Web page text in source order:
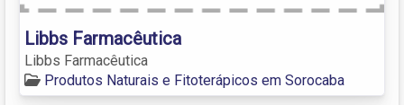
Libbs Farmacêutica
Libbs Farmacêutica
Produtos Naturais e Fitoterápicos em Sorocaba